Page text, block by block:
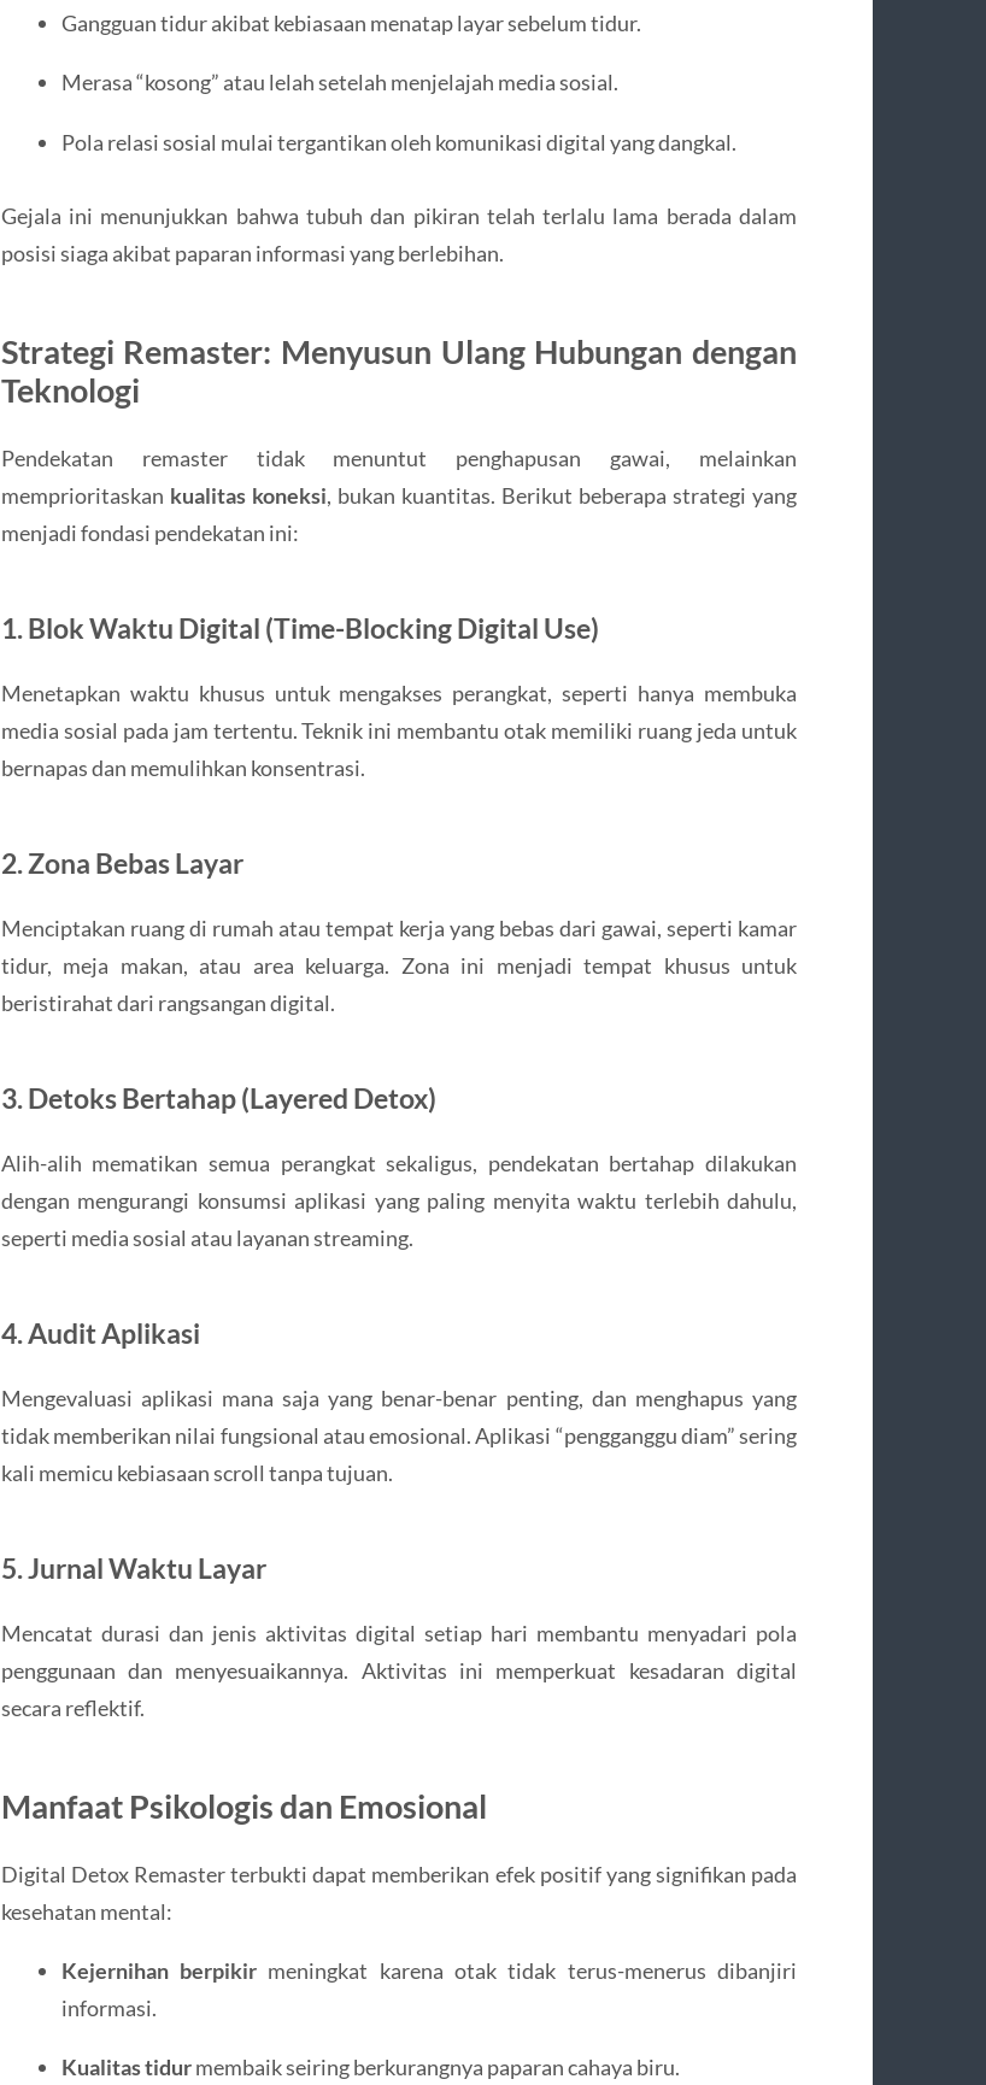
Gangguan tidur akibat kebiasaan menatap layar sebelum tidur.
Merasa “kosong” atau lelah setelah menjelajah media sosial.
Pola relasi sosial mulai tergantikan oleh komunikasi digital yang dangkal.
Gejala ini menunjukkan bahwa tubuh dan pikiran telah terlalu lama berada dalam
posisi siaga akibat paparan informasi yang berlebihan.
Strategi Remaster: Menyusun Ulang Hubungan dengan
Teknologi
Pendekatan remaster tidak menuntut penghapusan gawai, melainkan
memprioritaskan kualitas koneksi, bukan kuantitas. Berikut beberapa strategi yang
menjadi fondasi pendekatan ini:
1.Blok Waktu Digital (Time-Blocking Digital Use)
Menetapkan waktu khusus untuk mengakses perangkat, seperti hanya membuka
media sosial pada jam tertentu. Teknik ini membantu otak memiliki ruang jeda untuk
bernapas dan memulihkan konsentrasi.
2.Zona Bebas Layar
Menciptakan ruang di rumah atau tempat kerja yang bebas dari gawai, seperti kamar
tidur, meja makan, atau area keluarga. Zona ini menjadi tempat khusus untuk
beristirahat dari rangsangan digital.
3.Detoks Bertahap (Layered Detox)
Alih-alih mematikan semua perangkat sekaligus, pendekatan bertahap dilakukan
dengan mengurangi konsumsi aplikasi yang paling menyita waktu terlebih dahulu,
seperti media sosial atau layanan streaming.
4.Audit Aplikasi
Mengevaluasi aplikasi mana saja yang benar-benar penting, dan menghapus yang
tidak memberikan nilai fungsional atau emosional. Aplikasi “pengganggu diam” sering
kali memicu kebiasaan scroll tanpa tujuan.
5.Jurnal Waktu Layar
Mencatat durasi dan jenis aktivitas digital setiap hari membantu menyadari pola
penggunaan dan menyesuaikannya. Aktivitas ini memperkuat kesadaran digital
secara reflektif.
Manfaat Psikologis dan Emosional
Digital Detox Remaster terbukti dapat memberikan efek positif yang signifikan pada
kesehatan mental:
Kejernihan berpikir meningkat karena otak tidak terus-menerus dibanjiri
informasi.
Kualitas tidurmembaik seiring berkurangnya paparan cahaya biru.